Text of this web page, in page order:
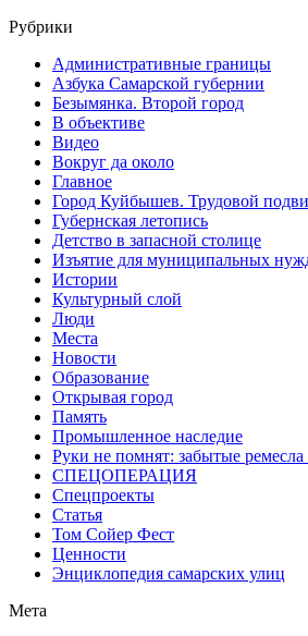
Рубрики
Административные границы
Азбука Самарской губернии
Безымянка. Второй город
В объективе
Видео
Вокруг да около
Главное
Город Куйбышев. Трудовой
Губернская летопись
Детство в запасной столице
Изъятие для муниципальных
Истории
Культурный слой
Люди
Места
Новости
Образование
Открывая город
Память
Промышленное наследие
Руки не помнят: забытые
СПЕЦОПЕРАЦИЯ
Спецпроекты
Статья
Том Сойер Фест
Ценности
Энциклопедия самарских улиц
Мета